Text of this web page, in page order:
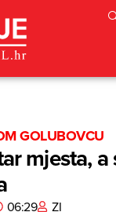
GOLUBOVCU
mjesta, a
06:29 ZI